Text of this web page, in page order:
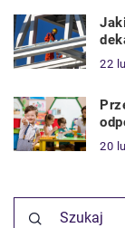
22
20